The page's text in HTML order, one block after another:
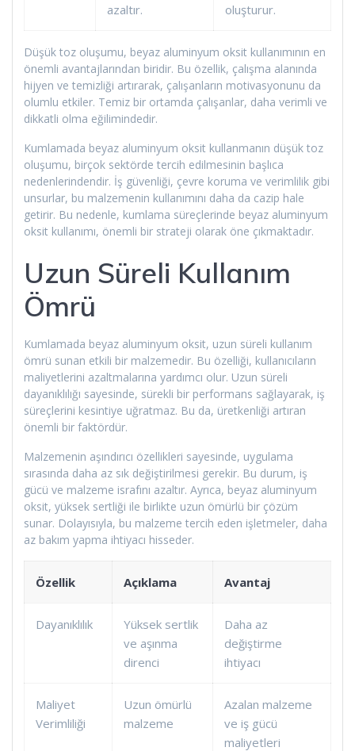
azaltır.
oluşturur.
Düşük toz oluşumu, beyaz aluminyum oksit kullanımının en
önemli avantajlarından biridir. Bu özellik, çalışma alanında
hijyen ve temizliği artırarak, çalışanların motivasyonunu da
olumlu etkiler. Temiz bir ortamda çalışanlar, daha verimli ve
dikkatli olma eğilimindedir.
Kumlamada beyaz aluminyum oksit kullanmanın düşük toz
oluşumu, birçok sektörde tercih edilmesinin başlıca
nedenlerindendir. İş güvenliği, çevre koruma ve verimlilik gibi
unsurlar, bu malzemenin kullanımını daha da cazip hale
getirir. Bu nedenle, kumlama süreçlerinde beyaz aluminyum
oksit kullanımı, önemli bir strateji olarak öne çıkmaktadır.
Uzun Süreli Kullanım
Ömrü
Kumlamada beyaz aluminyum oksit, uzun süreli kullanım
ömrü sunan etkili bir malzemedir. Bu özelliği, kullanıcıların
maliyetlerini azaltmalarına yardımcı olur. Uzun süreli
dayanıklılığı sayesinde, sürekli bir performans sağlayarak, iş
süreçlerini kesintiye uğratmaz. Bu da, üretkenliği artıran
önemli bir faktördür.
Malzemenin aşındırıcı özellikleri sayesinde, uygulama
sırasında daha az sık değiştirilmesi gerekir. Bu durum, iş
gücü ve malzeme israfını azaltır. Ayrıca, beyaz aluminyum
oksit, yüksek sertliği ile birlikte uzun ömürlü bir çözüm
sunar. Dolayısıyla, bu malzeme tercih eden işletmeler, daha
az bakım yapma ihtiyacı hisseder.
Özellik Açıklama Avantaj
Dayanıklılık
Yüksek sertlik
ve aşınma
direnci
Daha az
değiştirme
ihtiyacı
Maliyet
Verimliliği
Uzun ömürlü
malzeme
Azalan malzeme
ve iş gücü
maliyetleri